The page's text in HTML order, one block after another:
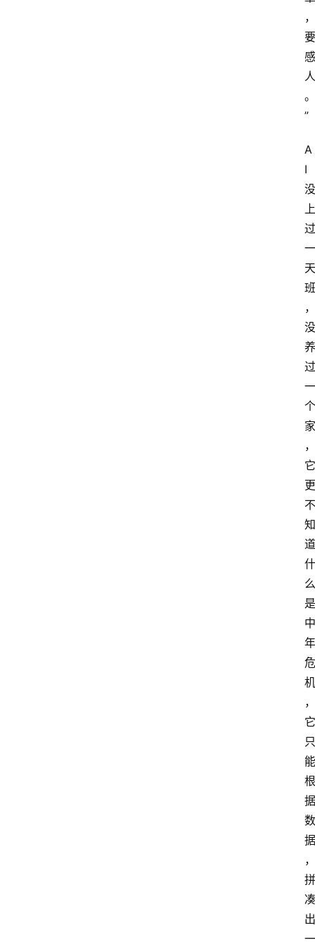
，
要
感
人
。
”
A
I
没
上
过
一
天
班
，
没
养
过
一
个
家
，
它
更
不
知
道
什
么
是
中
年
危
机
，
它
只
能
根
据
数
据
，
拼
凑
出
一